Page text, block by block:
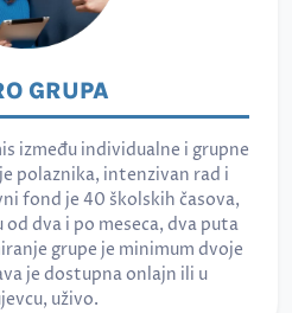
GRUPA
između individualne i grupne
polaznika, intenzivan rad i
fond je 40 školskih časova,
dva i po meseca, dva puta
grupe je minimum dvoje
je dostupna onlajn ili u
uživo.